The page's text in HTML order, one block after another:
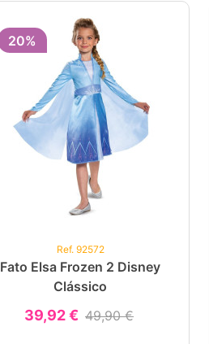
20%
Ref. 92572
Fato Elsa Frozen 2 Disney
Clássico
39,92 € 49,90 €